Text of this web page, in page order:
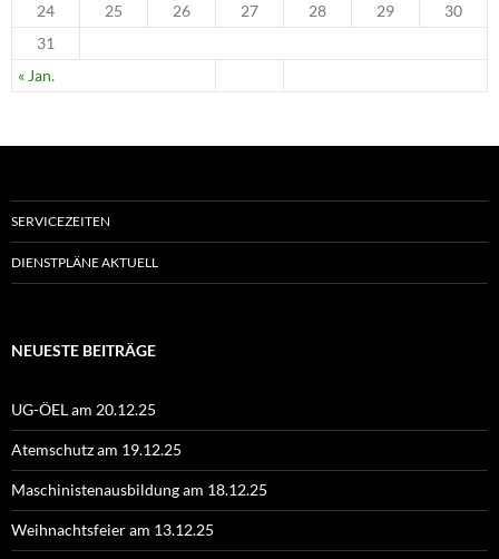
« Jan.
24
25 26 27 28 29
30
31
SERVICEZEITEN
DIENSTPLÄNE AKTUELL
NEUESTE BEITRÄGE
UG-ÖEL am 20.12.25
Atemschutz am 19.12.25
Maschinistenausbildung am 18.12.25
Weihnachtsfeier am 13.12.25